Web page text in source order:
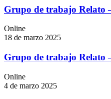
Grupo de trabajo Relato
Online
18 de marzo 2025
Grupo de trabajo Relato
Online
4 de marzo 2025